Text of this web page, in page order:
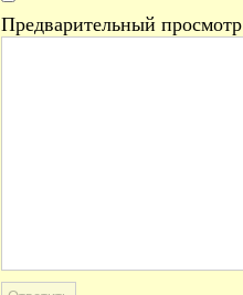
Предварительный просмотр